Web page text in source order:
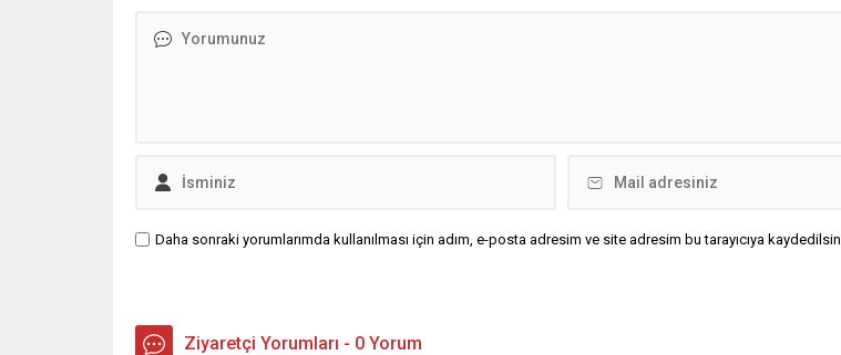
Daha sonraki yorumlarımda kullanılması için adım, e-posta adresim ve site adresim bu tarayıcıya kaydedilsin.
Ziyaretçi Yorumları - 0 Yorum